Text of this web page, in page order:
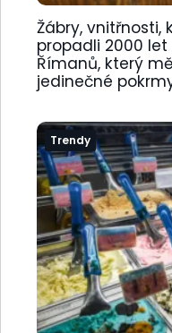
Žábry, vnitřnosti,
propadli 2000
Římanů, který
jedinečné
Trendy